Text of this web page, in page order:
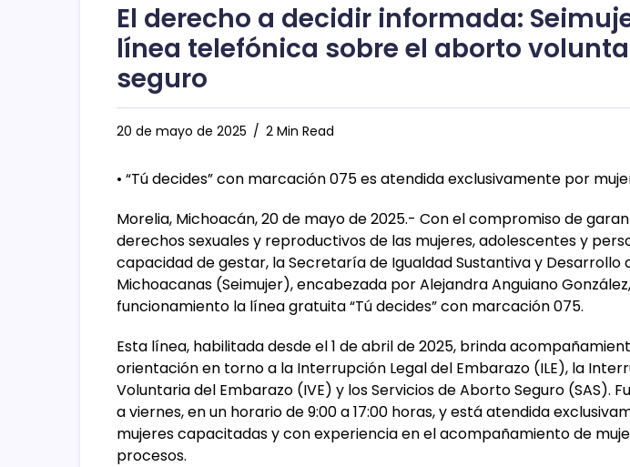
El derecho a decidir informada:
línea telefónica sobre el aborto
seguro
20 de mayo de 2025 2 Min Read
• “Tú decides” con marcación 075 es atendida exclusivamente por
Morelia, Michoacán, 20 de mayo de 2025.- Con el compromiso de
derechos sexuales y reproductivos de las mujeres, adolescentes y
capacidad de gestar, la Secretaría de Igualdad Sustantiva y Desarrollo
Michoacanas (Seimujer), encabezada por Alejandra Anguiano
funcionamiento la línea gratuita “Tú decides” con marcación 075.
Esta línea, habilitada desde el 1 de abril de 2025, brinda
orientación en torno a la Interrupción Legal del Embarazo (ILE), la
Voluntaria del Embarazo (IVE) y los Servicios de Aborto Seguro (SAS).
a viernes, en un horario de 9:00 a 17:00 horas, y está atendida
mujeres capacitadas y con experiencia en el acompañamiento de
procesos.